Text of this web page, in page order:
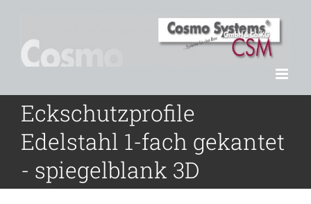
springen
Eckschutzprofile
Edelstahl 1-fach gekantet
- spiegelblank 3D